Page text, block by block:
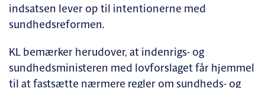
indsatsen lever op til intentionerne med
sundhedsreformen.
KL bemærker herudover, at indenrigs- og
sundhedsministeren med lovforslaget får hjemmel
til at fastsætte nærmere regler om sundheds- og